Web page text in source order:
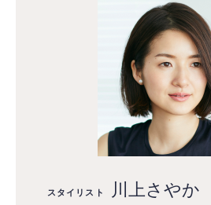
スタイリスト 川上さやか